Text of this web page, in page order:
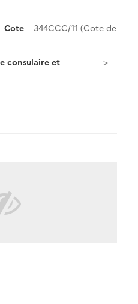
Cote
344CCC/11 (Cote de
consulaire et